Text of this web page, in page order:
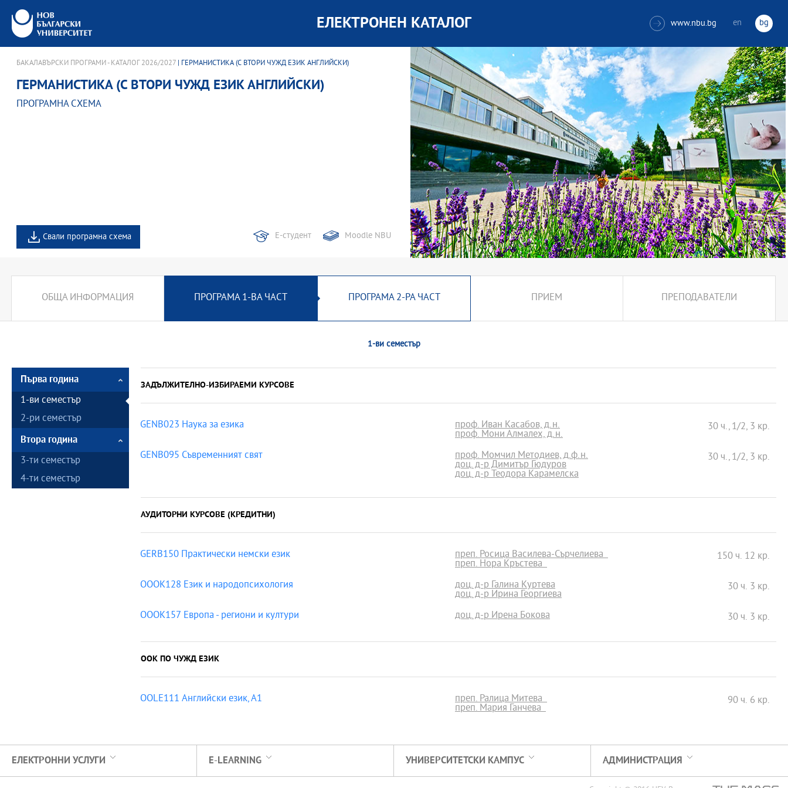
ЕЛЕКТРОНЕН КАТАЛОГ  www.nbu.bg en bg
БАКАЛАВЪРСКИ ПРОГРАМИ - КАТАЛОГ 2026/2027 | ГЕРМАНИСТИКА (С ВТОРИ ЧУЖД ЕЗИК АНГЛИЙСКИ)
ГЕРМАНИСТИКА (С ВТОРИ ЧУЖД ЕЗИК АНГЛИЙСКИ)
ПРОГРАМНА СХЕМА
Свали програмна схема Е-студент Moodle NBU
ОБЩА ИНФОРМАЦИЯ ПРОГРАМА 1-ВА ЧАСТ ПРОГРАМА 2-РА ЧАСТ ПРИЕМ ПРЕПОДАВАТЕЛИ
1-ви семестър
Първа година
1-ви семестър
2-ри семестър
Втора година
3-ти семестър
4-ти семестър
ЗАДЪЛЖИТЕЛНО-ИЗБИРАЕМИ КУРСОВЕ
GENB023 Наука за езика проф. Иван Касабов, д.н.
проф. Мони Алмалех, д.н.
30 ч., 1/2, 3 кр.
GENB095 Съвременният свят проф. Момчил Методиев, д.ф.н.
доц. д-р Димитър Гюдуров
доц. д-р Теодора Карамелска
30 ч., 1/2, 3 кр.
АУДИТОРНИ КУРСОВЕ (КРЕДИТНИ)
GERB150 Практически немски език преп. Росица Василева-Сърчелиева
преп. Нора Кръстева
150 ч. 12 кр.
OOOK128 Език и народопсихология доц. д-р Галина Куртева
доц. д-р Ирина Георгиева
30 ч. 3 кр.
OOOK157 Европа - региони и култури доц. д-р Ирена Бокова 30 ч. 3 кр.
ООК ПО ЧУЖД ЕЗИК
OOLE111 Английски език, A1 преп. Ралица Митева
преп. Мария Ганчева
90 ч. 6 кр.
ЕЛЕКТРОННИ УСЛУГИ E-LEARNING УНИВЕРСИТЕТСКИ КАМПУС АДМИНИСТРАЦИЯ